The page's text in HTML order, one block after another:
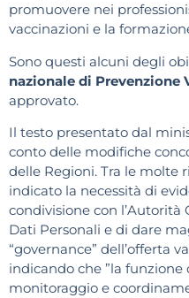
promuovere nei
vaccinazioni e la
Sono questi alcuni degli
nazionale di Prevenzione
approvato.
Il testo presentato dal
conto delle modifiche
delle Regioni. Tra le molte
indicato la necessità di
condivisione con l’Autorità
Dati Personali e di dare
“governance” dell’offerta
indicando che ”la
monitoraggio e